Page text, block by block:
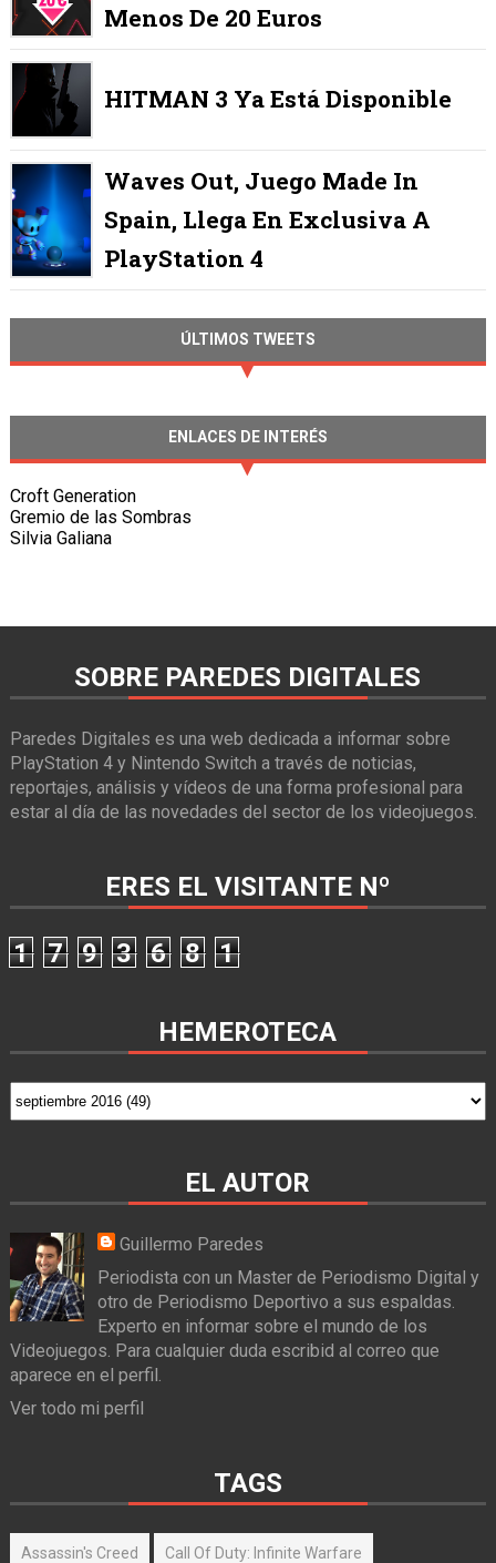
Menos De 20 Euros
HITMAN 3 Ya Está Disponible
Waves Out, Juego Made In
Spain, Llega En Exclusiva A
PlayStation 4
ÚLTIMOS TWEETS
ENLACES DE INTERÉS
Croft Generation
Gremio de las Sombras
Silvia Galiana
SOBRE PAREDES DIGITALES
Paredes Digitales es una web dedicada a informar sobre
PlayStation 4 y Nintendo Switch a través de noticias,
reportajes, análisis y vídeos de una forma profesional para
estar al día de las novedades del sector de los videojuegos.
ERES EL VISITANTE Nº
1 7 9 3 6 8 1
HEMEROTECA
EL AUTOR
Guillermo Paredes
Periodista con un Master de Periodismo Digital y
otro de Periodismo Deportivo a sus espaldas.
Experto en informar sobre el mundo de los
Videojuegos. Para cualquier duda escribid al correo que
aparece en el perfil.
Ver todo mi perfil
TAGS
Assassin's Creed Call Of Duty: Infinite Warfare